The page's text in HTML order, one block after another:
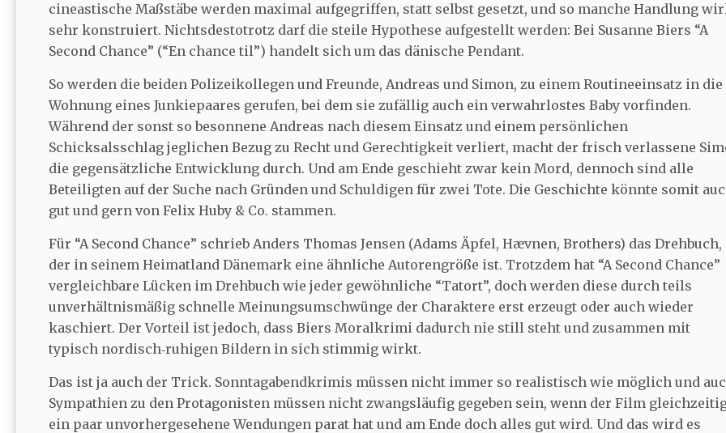
cineastische Maßstäbe werden maximal aufgegriffen, statt selbst gesetzt, und so manche Handlung
sehr konstruiert. Nichtsdestotrotz darf die steile Hypothese aufgestellt werden: Bei Susanne Biers “A
Second Chance” (“En chance til”) handelt sich um das dänische Pendant.
So werden die beiden Polizeikollegen und Freunde, Andreas und Simon, zu einem Routineeinsatz in die
Wohnung eines Junkiepaares gerufen, bei dem sie zufällig auch ein verwahrlostes Baby vorfinden.
Während der sonst so besonnene Andreas nach diesem Einsatz und einem persönlichen
Schicksalsschlag jeglichen Bezug zu Recht und Gerechtigkeit verliert, macht der frisch verlassene
die gegensätzliche Entwicklung durch. Und am Ende geschieht zwar kein Mord, dennoch sind alle
Beteiligten auf der Suche nach Gründen und Schuldigen für zwei Tote. Die Geschichte könnte somit
gut und gern von Felix Huby & Co. stammen.
Für “A Second Chance” schrieb Anders Thomas Jensen (Adams Äpfel, Hævnen, Brothers) das Drehbuch,
der in seinem Heimatland Dänemark eine ähnliche Autorengröße ist. Trotzdem hat “A Second Chance”
vergleichbare Lücken im Drehbuch wie jeder gewöhnliche “Tatort”, doch werden diese durch teils
unverhältnismäßig schnelle Meinungsumschwünge der Charaktere erst erzeugt oder auch wieder
kaschiert. Der Vorteil ist jedoch, dass Biers Moralkrimi dadurch nie still steht und zusammen mit
typisch nordisch‐ruhigen Bildern in sich stimmig wirkt.
Das ist ja auch der Trick. Sonntagabendkrimis müssen nicht immer so realistisch wie möglich und
Sympathien zu den Protagonisten müssen nicht zwangsläufig gegeben sein, wenn der Film
ein paar unvorhergesehene Wendungen parat hat und am Ende doch alles gut wird. Und das wird es